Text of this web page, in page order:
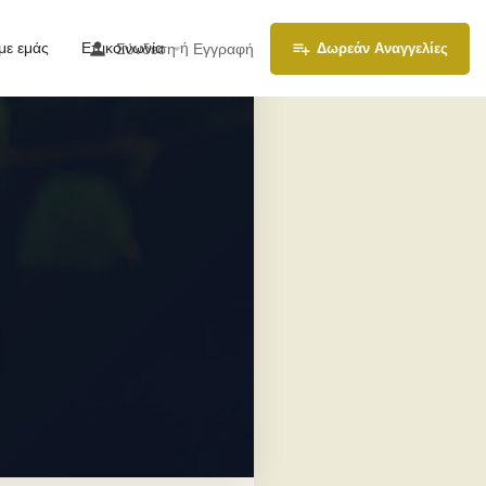
εμάς Επικοινωνία
Σύνδεση ή Εγγραφή Δωρεάν Αναγγελίες